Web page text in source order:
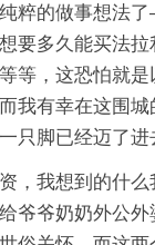
粹的做事想法
要多久能买法拉
等，这恐怕就
我有幸在这围城
只脚已经迈了进
，我想到的什么
爷爷奶奶外公